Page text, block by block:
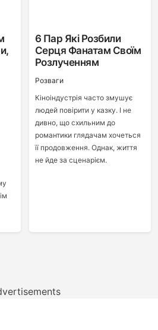
6 Пар Які Розбили
Серця Фанатам Своїм
Розлученням
Розваги
Кіноіндустрія часто змушує
людей повірити у казку. І не
дивно, що схильним до
романтики глядачам хочеться
її продовження. Однак, життя
не йде за сценарієм.